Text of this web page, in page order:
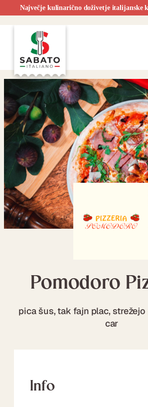
Preskoči
vsebino
Največje kulinarično doživetje italijanske
Pomodoro
pica šus, tak fajn plac, strežejo
car
Info